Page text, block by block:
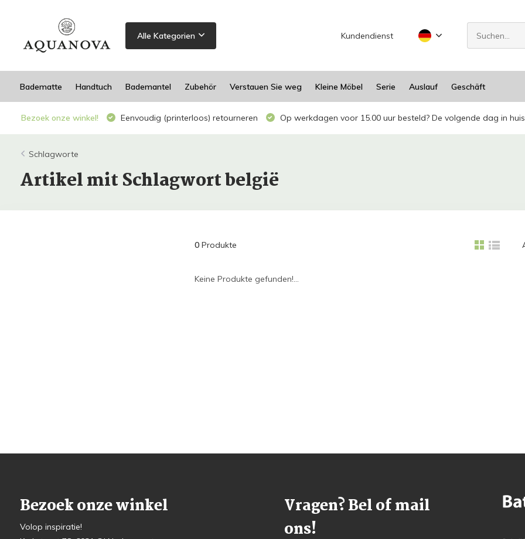
Alle Kategorien Kundendienst
Badematte Handtuch Bademantel Zubehör Verstauen Sie weg Kleine Möbel Serie Auslauf Geschäft
Bezoek onze winkel! Eenvoudig (printerloos) retourneren Op werkdagen voor 15.00 uur besteld? De volgende dag in
Schlagworte
Artikel mit Schlagwort belgië
0Produkte
Keine Produkte gefunden!...
Bezoek onze winkel
Volop inspiratie!
Vragen? Bel of mail
ons!